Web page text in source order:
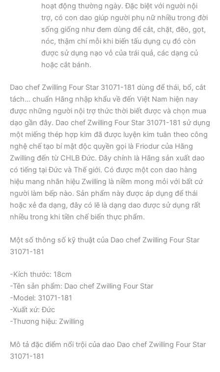
hoạt động thường ngày. Đặc biệt với người nội
trợ, có con dao giúp người phụ nữ nhiều trong đời
sống giống như đem dùng để cắt, chặt, đẽo, gọt,
nóc, thậm chí mỗi khi biến tấu dụng cụ đó còn
được sử dụng nạo vỏ của trái quả, các dạng củ
hoặc cắt bánh.
Dao chef Zwilling Four Star 31071-181 dùng để thái, bổ, cắt
tách… chuẩn Hãng nhập khẩu về đến Việt Nam hiện nay
được những người nội trợ thức thời biết được và chọn mua
dạo gần đây. Dao chef Zwilling Four Star 31071-181 sử dụng
một miếng thép hợp kim đã được luyện kim tuân theo công
nghệ chế tạo bí mật độc quyền gọi là Friodur của Hãng
Zwilling đến từ CHLB Đức. Đây chính là Hãng sản xuất dao
có tiếng tại Đức và Thế giới. Có được một con dao hàng
hiệu mang nhãn hiệu Zwilling là niềm mong mỏi với bất cứ
người làm bếp nào. Sản phẩm này được áp dụng để thái
hoặc xẻ đa dạng, đây có lẽ là dạng dao được sử dụng rất
nhiều trong khi tiền chế biến thực phẩm.
Một số thông số kỹ thuật của Dao chef Zwilling Four Star
31071-181
-Kích thước: 18cm
-Tên sản phẩm: Dao chef Zwilling Four Star
-Model: 31071-181
-Xuất xứ: Đức
-Thương hiệu: Zwilling
Mô tả đặc điểm nổi trội của dao Dao chef Zwilling Four Star
31071-181